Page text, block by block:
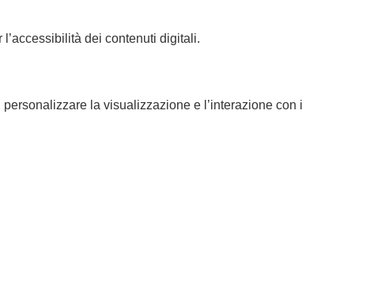
dei contenuti digitali.
la visualizzazione e l’interazione con i